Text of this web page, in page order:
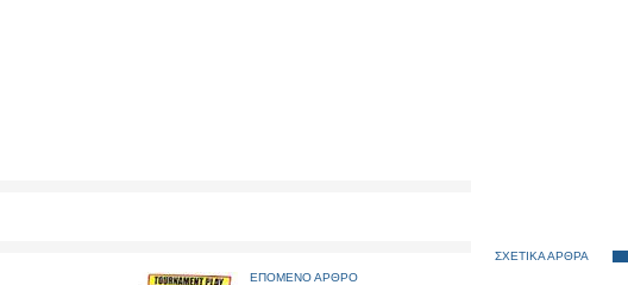
ΕΠΟΜΕΝΟ ΑΡΘΡΟ
ΣΧΕΤΙΚΑ ΑΡΘΡΑ